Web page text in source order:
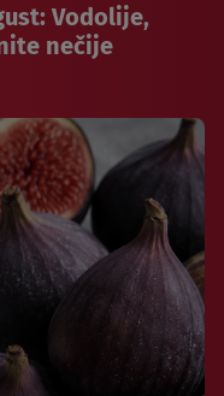
Vodolije,
nečije